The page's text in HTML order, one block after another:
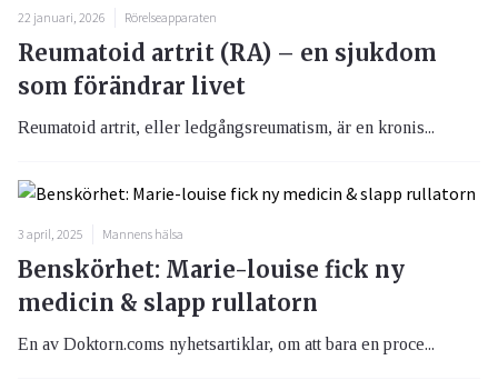
22 januari, 2026 Rörelseapparaten
Reumatoid artrit (RA) – en sjukdom
som förändrar livet
Reumatoid artrit, eller ledgångsreumatism, är en kronis...
3 april, 2025 Mannens hälsa
Benskörhet: Marie-louise fick ny
medicin & slapp rullatorn
En av Doktorn.coms nyhetsartiklar, om att bara en proce...